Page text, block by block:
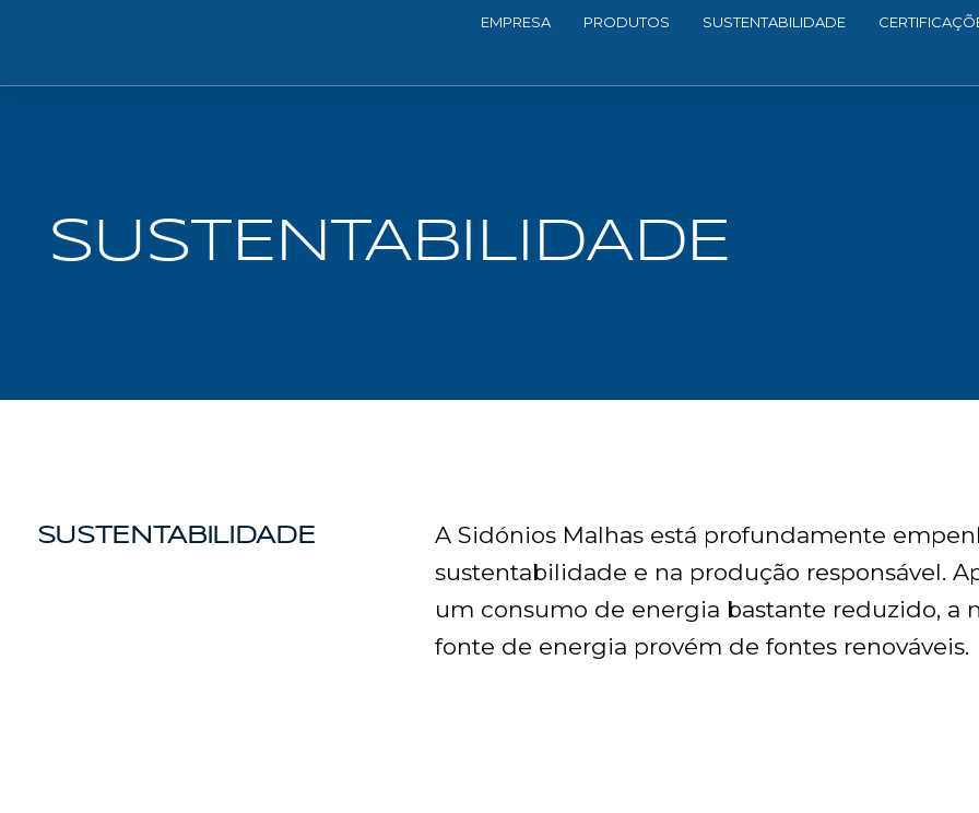
EMPRESA PRODUTOS SUSTENTABILIDADE
SUSTENTABILIDADE
SUSTENTABILIDADE
A Sidónios Malhas está profundamente
sustentabilidade e na produção responsável.
um consumo de energia bastante reduzido, a
fonte de energia provém de fontes renováveis.